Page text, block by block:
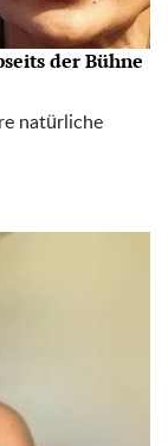
der Bühne
natürliche